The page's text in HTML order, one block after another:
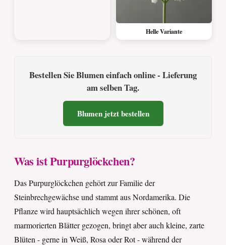
Helle Variante
Bestellen Sie Blumen einfach online - Lieferung
am selben Tag.
Blumen jetzt bestellen
Was ist Purpurglöckchen?
Das Purpurglöckchen gehört zur Familie der
Steinbrechgewächse und stammt aus Nordamerika. Die
Pflanze wird hauptsächlich wegen ihrer schönen, oft
marmorierten Blätter gezogen, bringt aber auch kleine, zarte
Blüten - gerne in Weiß, Rosa oder Rot - während der